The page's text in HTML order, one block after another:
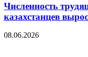
Численность
казахстанцев
08.06.2026